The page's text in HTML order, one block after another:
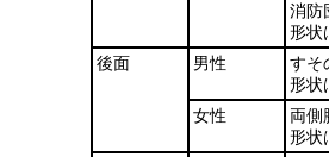
消防
形状
後面
男性
すそ
形状
女性
両側
形状